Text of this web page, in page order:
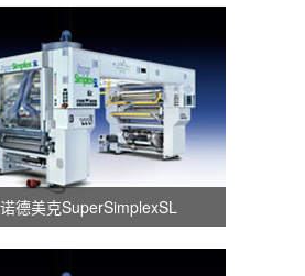
诺德美克SuperSimplexSL